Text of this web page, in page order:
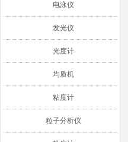
电泳仪
发光仪
光度计
均质机
粘度计
粒子分析仪